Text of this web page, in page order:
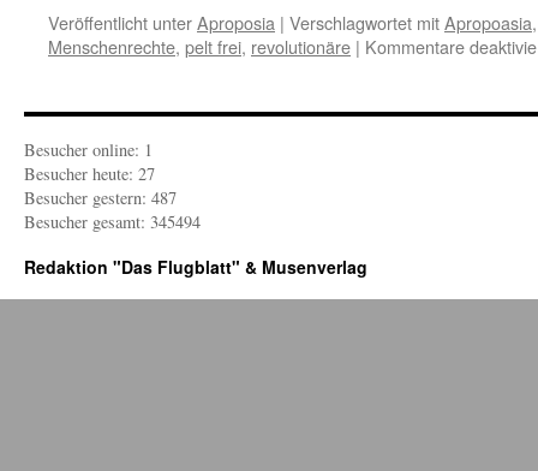
Veröffentlicht unterAproposia | Verschlagwortet mitApropoasia
Menschenrechte, pelt frei, revolutionäre | Kommentare
Besucher online: 1
Besucher heute: 27
Besucher gestern: 487
Besucher gesamt: 345494
Redaktion "Das Flugblatt" & Musenverlag